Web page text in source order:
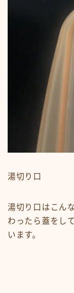
湯切り口
湯切り口はこん
わったら蓋をし
います。